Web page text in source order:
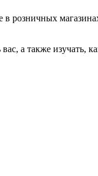
в розничных
а также изучать,